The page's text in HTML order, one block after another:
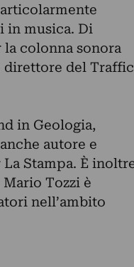
in musica. Di
colonna sonora
direttore del Traffic
in Geologia,
autore e
Stampa. È
Tozzi è
nell’ambito